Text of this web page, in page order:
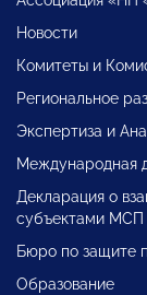
Новости
Комитеты и
Региональное
Экспертиза и
Международная
Декларация о
субъектами МСП
Бюро по защите
Образование